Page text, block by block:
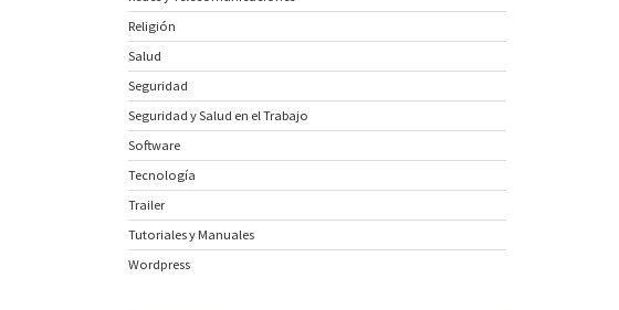
Religión
Salud
Seguridad
Seguridad y Salud en el Trabajo
Software
Tecnología
Trailer
Tutoriales y Manuales
Wordpress